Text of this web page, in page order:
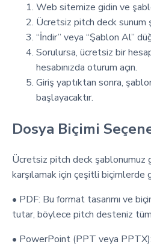
Web sitemize gidin ve
Ücretsiz pitch deck sunum
“İndir” veya “Şablon Al”
Sorulursa, ücretsiz bir
hesabınızda oturum açın.
Giriş yaptıktan sonra,
başlayacaktır.
Dosya Biçimi
Ücretsiz pitch deck şablonumuz
karşılamak için çeşitli biçimlerde
• PDF: Bu format tasarımı ve
tutar, böylece pitch desteniz tüm
• PowerPoint (PPT veya